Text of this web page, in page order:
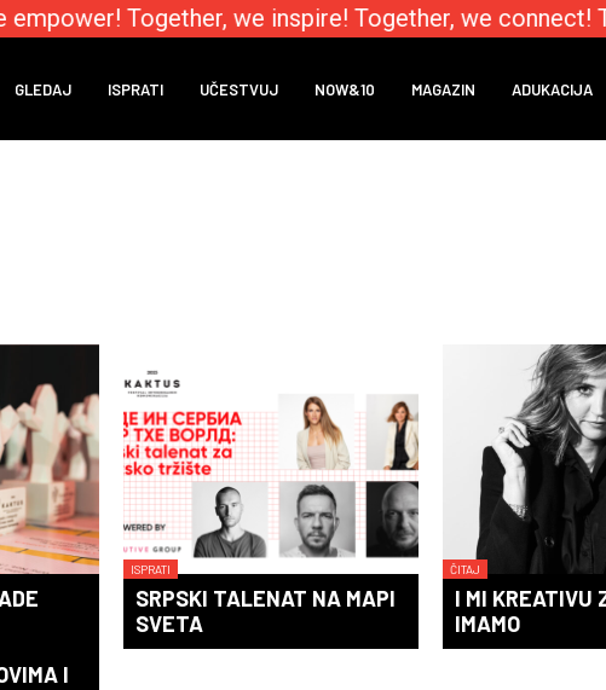
Together, we inspire! Together, we
GLEDAJ ISPRATI UČESTVUJ NOW&10 MAGAZIN ADUKACIJA
I
ISPRATI
SRPSKI TALENAT NA MAPI
SVETA
ČITAJ
I MI KREATIVU
IMAMO